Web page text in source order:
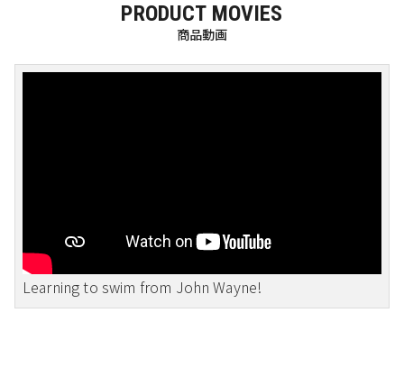
PRODUCT MOVIES
商品動画
Learning to swim from John Wayne!